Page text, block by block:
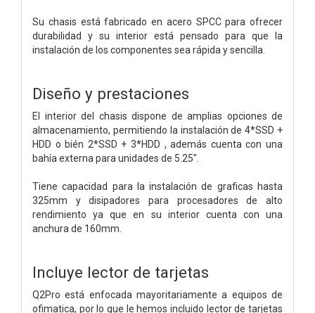
Su chasis está fabricado en acero SPCC para ofrecer
durabilidad y su interior está pensado para que la
instalación de los componentes sea rápida y sencilla.
Diseño y prestaciones
El interior del chasis dispone de amplias opciones de
almacenamiento, permitiendo la instalación de 4*SSD +
HDD o bién 2*SSD + 3*HDD , además cuenta con una
bahía externa para unidades de 5.25".
Tiene capacidad para la instalación de graficas hasta
325mm y disipadores para procesadores de alto
rendimiento ya que en su interior cuenta con una
anchura de 160mm.
Incluye lector de tarjetas
Q2Pro está enfocada mayoritariamente a equipos de
ofimatica, por lo que le hemos incluido lector de tarjetas